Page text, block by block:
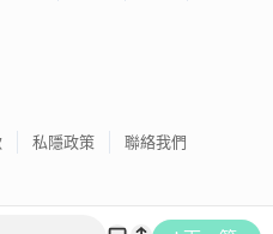
私隱政策 聯絡我們